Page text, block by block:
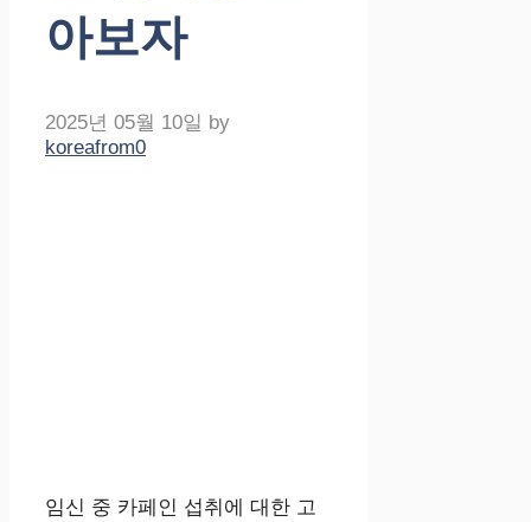
아보자
2025년 05월 10일 by
koreafrom0
임신 중 카페인 섭취에 대한 고